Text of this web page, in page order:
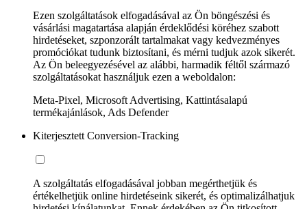
Ezen szolgáltatások elfogadásával az Ön böngészési és
vásárlási magatartása alapján érdeklődési köréhez szabott
hirdetéseket, szponzorált tartalmakat vagy kedvezményes
promóciókat tudunk biztosítani, és mérni tudjuk azok sikerét.
Az Ön beleegyezésével az alábbi, harmadik féltől származó
szolgáltatásokat használjuk ezen a weboldalon:
Meta-Pixel, Microsoft Advertising, Kattintásalapú
termékajánlások, Ads Defender
Kiterjesztett Conversion-Tracking
A szolgáltatás elfogadásával jobban megérthetjük és
értékelhetjük online hirdetéseink sikerét, és optimalizálhatjuk